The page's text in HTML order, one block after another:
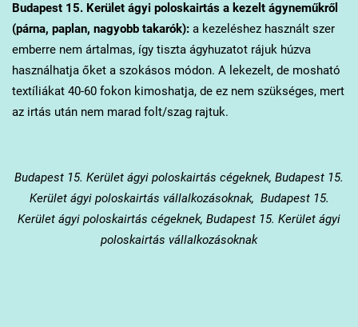
Budapest 15. Kerületágyi poloskairtás a kezelt ágyneműkről
(párna, paplan, nagyobb takarók):a kezeléshez használt szer
emberre nem ártalmas, így tiszta ágyhuzatot rájuk húzva
használhatja őket a szokásos módon. A lekezelt, de mosható
textíliákat 40-60 fokon kimoshatja, de ez nem szükséges, mert
az irtás után nem marad folt/szag rajtuk.
Budapest 15. Kerület ágyi poloskairtás cégeknek, Budapest 15.
Kerület ágyi poloskairtás vállalkozásoknak, Budapest 15.
Kerület ágyi poloskairtás cégeknek, Budapest 15. Kerület ágyi
poloskairtás vállalkozásoknak